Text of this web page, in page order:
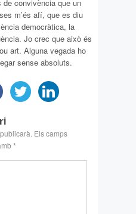
convivència que un
m’és afí, que es diu
democràtica, la
Jo crec que això és
art. Alguna vegada ho
sense absoluts.
Els camps
*